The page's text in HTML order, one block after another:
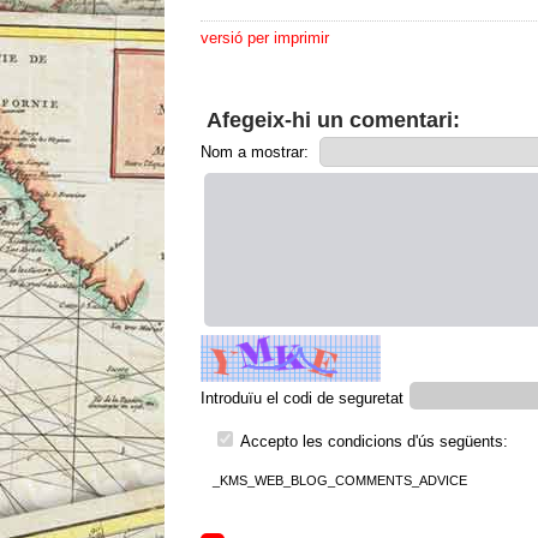
versió per imprimir
Afegeix-hi un comentari:
Nom a mostrar:
Introduïu el codi de seguretat
Accepto les condicions d'ús següents:
_KMS_WEB_BLOG_COMMENTS_ADVICE